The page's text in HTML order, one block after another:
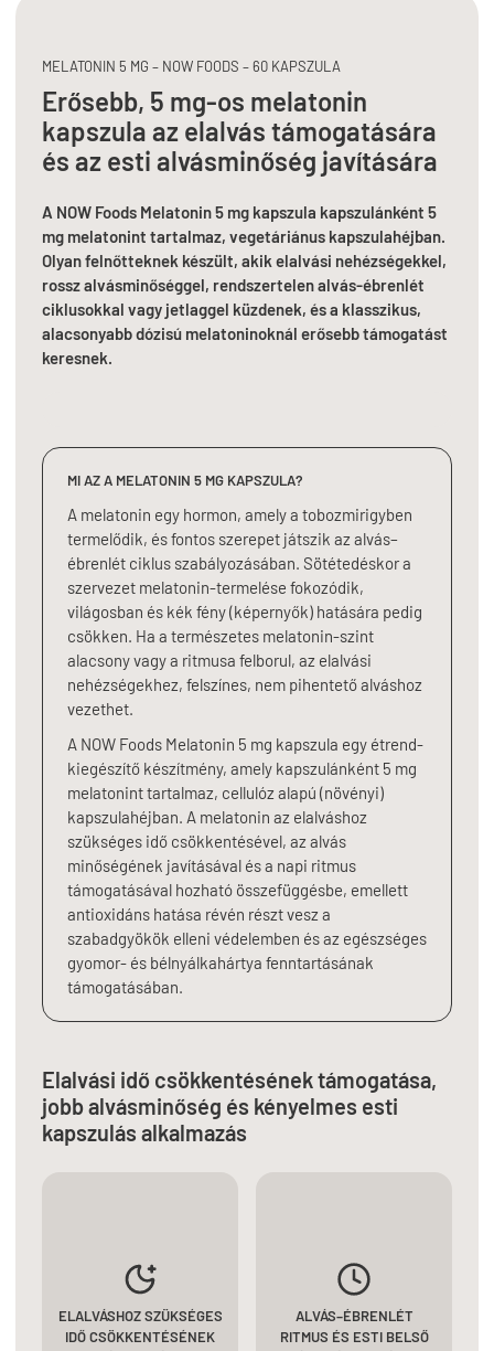
MELATONIN 5 MG – NOW FOODS – 60 KAPSZULA
Erősebb, 5 mg-os melatonin
kapszula az elalvás támogatására
és az esti alvásminőség javítására
A NOW Foods Melatonin 5 mg kapszula kapszulánként 5
mg melatonint tartalmaz, vegetáriánus kapszulahéjban.
Olyan felnőtteknek készült, akik elalvási nehézségekkel,
rossz alvásminőséggel, rendszertelen alvás-ébrenlét
ciklusokkal vagy jetlaggel küzdenek, és a klasszikus,
alacsonyabb dózisú melatoninoknál erősebb támogatást
keresnek.
MI AZ A MELATONIN 5 MG KAPSZULA?
A melatonin egy hormon, amely a tobozmirigyben
termelődik, és fontos szerepet játszik az alvás–
ébrenlét ciklus szabályozásában. Sötétedéskor a
szervezet melatonin-termelése fokozódik,
világosban és kék fény (képernyők) hatására pedig
csökken. Ha a természetes melatonin-szint
alacsony vagy a ritmusa felborul, az elalvási
nehézségekhez, felszínes, nem pihentető alváshoz
vezethet.
A NOW Foods Melatonin 5 mg kapszula egy étrend-
kiegészítő készítmény, amely kapszulánként 5 mg
melatonint tartalmaz, cellulóz alapú (növényi)
kapszulahéjban. A melatonin az elalváshoz
szükséges idő csökkentésével, az alvás
minőségének javításával és a napi ritmus
támogatásával hozható összefüggésbe, emellett
antioxidáns hatása révén részt vesz a
szabadgyökök elleni védelemben és az egészséges
gyomor- és bélnyálkahártya fenntartásának
támogatásában.
Elalvási idő csökkentésének támogatása,
jobb alvásminőség és kényelmes esti
kapszulás alkalmazás
ELALVÁSHOZ SZÜKSÉGES
IDŐ CSÖKKENTÉSÉNEK
ALVÁS–ÉBRENLÉT
RITMUS ÉS ESTI BELSŐ